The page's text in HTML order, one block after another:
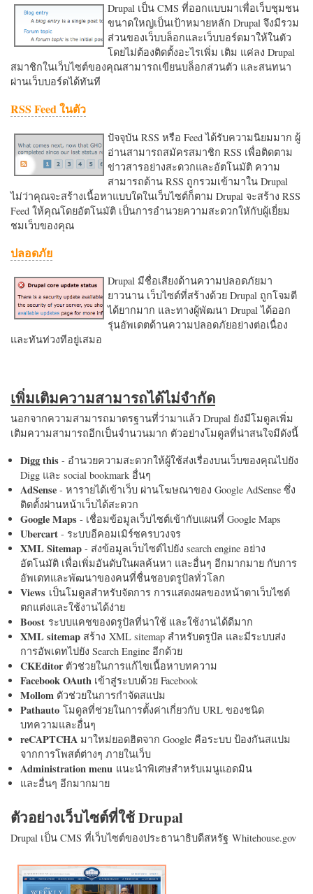
Drupal เป็น CMS ที่ออกแบบมาเพื่อเว็บชุมชน
ขนาดใหญ่เป็นเป้าหมายหลัก Drupal จึงมีรวม
ส่วนของเว็บบล็อกและเว็บบอร์ดมาให้ในตัว
โดยไม่ต้องติดตั้งอะไรเพิ่ม เติม แค่ลง Drupal
สมาชิกในเว็บไซต์ของคุณสามารถเขียนบล็อกส่วนตัว และสนทนา
ผ่านเว็บบอร์ดได้ทันที
RSS Feed ในตัว
ปัจจุบัน RSS หรือ Feed ได้รับความนิยมมาก ผู้
อ่านสามารถสมัครสมาชิก RSS เพื่อติดตาม
ข่าวสารอย่างสะดวกและอัตโนมัติ ความ
สามารถด้าน RSS ถูกรวมเข้ามาใน Drupal
ไม่ว่าคุณจะสร้างเนื้อหาแบบใดในเว็บไซต์ก็ตาม Drupal จะสร้าง RSS
Feed ให้คุณโดยอัตโนมัติ เป็นการอำนวยความสะดวกใหักับผู้เยี่ยม
ชมเว็บของคุณ
ปลอดภัย
Drupal มีชื่อเสียงด้านความปลอดภัยมา
ยาวนาน เว็บไซต์ที่สร้างด้วย Drupal ถูกโจมตี
ได้ยากมาก และทางผู้พัฒนา Drupal ได้ออก
รุ่นอัพเดตด้านความปลอดภัยอย่างต่อเนื่อง
และทันท่วงทีอยู่เสมอ
เพิ่มเติมความสามารถได้ไม่จำกัด
นอกจากความสามารถมาตรฐานที่ว่ามาแล้ว Drupal ยังมีโมดูลเพิ่ม
เติมความสามารถอีกเป็นจำนวนมาก ตัวอย่างโมดูลที่น่าสนใจมีดังนี้
Digg this - อำนวยความสะดวกให้ผู้ใช้ส่งเรื่องบนเว็บของคุณไปยัง
Digg และ social bookmark อื่นๆ
AdSense - หารายได้เข้าเว็บ ผ่านโฆษณาของ Google AdSense ซึ่ง
ติดตั้งผ่านหน้าเว็บได้สะดวก
Google Maps - เชื่อมข้อมูลเว็บไซต์เข้ากับแผนที่ Google Maps
Ubercart - ระบบอีคอมเมิร์ซครบวงจร
XML Sitemap - ส่งข้อมูลเว็บไซต์ไปยัง search engine อย่าง
อัตโนมัติ เพื่อเพิ่มอันดับในผลค้นหา และอื่นๆ อีกมากมาย กับการ
อัพเดทและพัฒนาของคนที่ชื่นชอบดรูปัลทั่วโลก
Views เป็นโมดูลสำหรับจัดการ การแสดงผลของหน้าตาเว็บไซต์
ตกแต่งและใช้งานได้ง่าย
Boost ระบบแคชของดรูปัลที่น่าใช้ และใช้งานได้ดีมาก
XML sitemap สร้าง XML sitemap สำหรับดรูปัล และมีระบบส่ง
การอัพเดทไปยัง Search Engine อีกด้วย
CKEditorตัวช่วยในการแก้ไขเนื้อหาบทความ
Facebook OAuth เข้าสู่ระบบด้วย Facebook
Mollom ตัวช่วยในการกำจัดสแปม
Pathauto โมดูลที่ช่วยในการตั้งค่าเกี่ยวกับ URL ของชนิด
บทความและอื่นๆ
reCAPTCHA มาใหม่ยอดฮิตจาก Google คือระบบ ป้องกันสแปม
จากการโพสต์ต่างๆ ภายในเว็บ
Administration menu แนะนำพิเศษสำหรับเมนูแอดมิน
และอื่นๆ อีกมากมาย
ตัวอย่างเว็บไซต์ที่ใช้ Drupal
Drupal เป็น CMS ที่เว็บไซต์ของประธานาธิบดีสหรัฐ Whitehouse.gov